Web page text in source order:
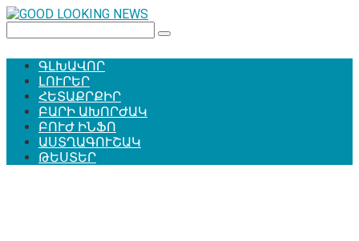
Перейти
контенту
ԳԼԽԱՎՈՐ
ԼՈՒՐԵՐ
ՀԵՏԱՔՐՔԻՐ
ԲԱՐԻ ԱԽՈՐԺԱԿ
ԲՈՒԺ ԻՆՖՈ
ԱՍՏՂԱԳՈՒՇԱԿ
ԹԵՍՏԵՐ